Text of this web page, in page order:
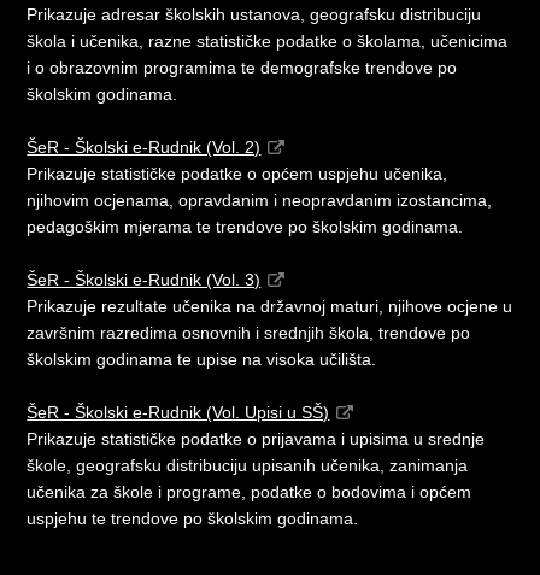
Prikazuje adresar školskih ustanova, geografsku distribuciju
škola i učenika, razne statističke podatke o školama, učenicima
i o obrazovnim programima te demografske trendove po
školskim godinama.
ŠeR - Školski e-Rudnik (Vol. 2)
Prikazuje statističke podatke o općem uspjehu učenika,
njihovim ocjenama, opravdanim i neopravdanim izostancima,
pedagoškim mjerama te trendove po školskim godinama.
ŠeR - Školski e-Rudnik (Vol. 3)
Prikazuje rezultate učenika na državnoj maturi, njihove ocjene u
završnim razredima osnovnih i srednjih škola, trendove po
školskim godinama te upise na visoka učilišta.
ŠeR - Školski e-Rudnik (Vol. Upisi u SŠ)
Prikazuje statističke podatke o prijavama i upisima u srednje
škole, geografsku distribuciju upisanih učenika, zanimanja
učenika za škole i programe, podatke o bodovima i općem
uspjehu te trendove po školskim godinama.